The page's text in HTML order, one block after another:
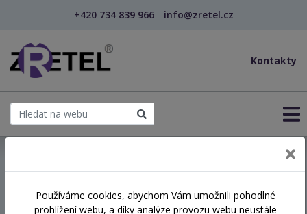
+420 734 839 966 info@zretel.cz
Kontakty
Používáme cookies, abychom Vám umožnili pohodlné
prohlížení webu, a díky analýze provozu webu neustále